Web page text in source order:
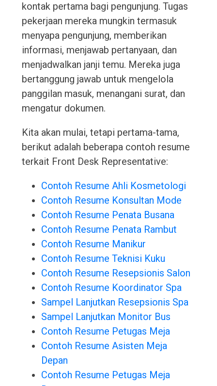
kontak pertama bagi pengunjung. Tugas
pekerjaan mereka mungkin termasuk
menyapa pengunjung, memberikan
informasi, menjawab pertanyaan, dan
menjadwalkan janji temu. Mereka juga
bertanggung jawab untuk mengelola
panggilan masuk, menangani surat, dan
mengatur dokumen.
Kita akan mulai, tetapi pertama-tama,
berikut adalah beberapa contoh resume
terkait Front Desk Representative:
Contoh Resume Ahli Kosmetologi
Contoh Resume Konsultan Mode
Contoh Resume Penata Busana
Contoh Resume Penata Rambut
Contoh Resume Manikur
Contoh Resume Teknisi Kuku
Contoh Resume Resepsionis Salon
Contoh Resume Koordinator Spa
Sampel Lanjutkan Resepsionis Spa
Sampel Lanjutkan Monitor Bus
Contoh Resume Petugas Meja
Contoh Resume Asisten Meja
Depan
Contoh Resume Petugas Meja